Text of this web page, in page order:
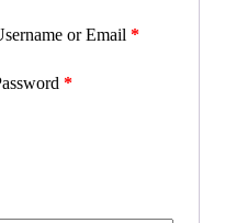
or Email *
*